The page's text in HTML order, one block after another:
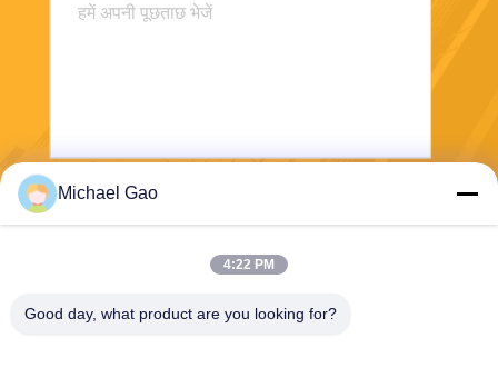
Michael Gao
4:22 PM
Good day, what product are you looking for?